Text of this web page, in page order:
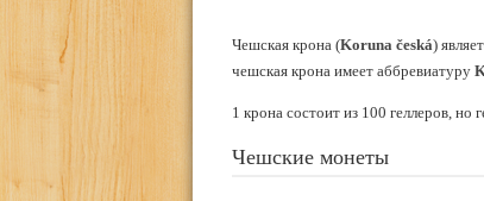
Чешская крона (Koruna česká)
чешская крона имеет аббревиатуру
1 крона состоит из 100 геллеров, но
Чешские монеты